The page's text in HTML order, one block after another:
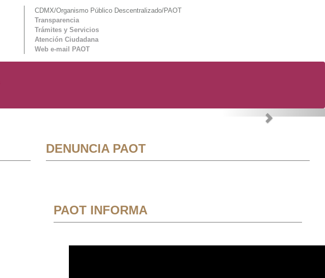
CDMX/Organismo Público Descentralizado/PAOT
Transparencia
Trámites y Servicios
Atención Ciudadana
Web e-mail PAOT
Next
DENUNCIA PAOT
PAOT INFORMA